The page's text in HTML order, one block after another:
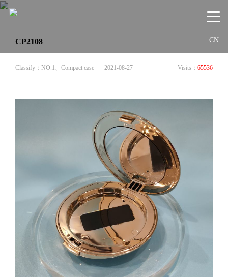
CN
CP2108
Classify：NO.1、Compact case 2021-08-27 Visits： 65536